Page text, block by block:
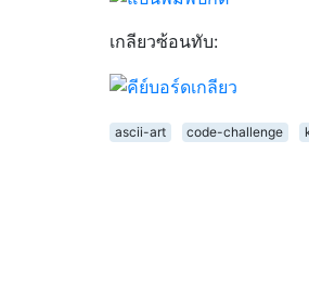
เกลียวซ้อนทับ:
ascii-art code-challenge